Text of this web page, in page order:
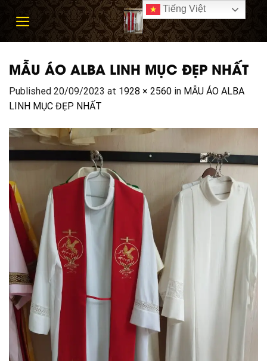
MẪU ÁO ALBA LINH MỤC ĐẸP NHẤT
Published 20/09/2023 at 1928 × 2560 in MẪU ÁO ALBA
LINH MỤC ĐẸP NHẤT
Tiếng Việt